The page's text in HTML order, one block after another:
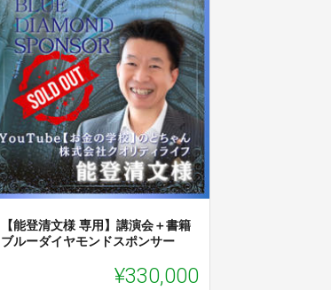
【能登清文様 専用】講演会＋書籍
ブルーダイヤモンドスポンサー
¥330,000